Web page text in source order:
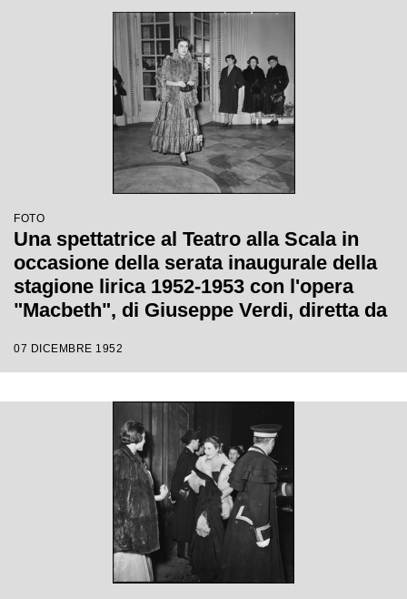
FOTO
Una spettatrice al Teatro alla Scala in
occasione della serata inaugurale della
stagione lirica 1952-1953 con l'opera
"Macbeth", di Giuseppe Verdi, diretta da
Ebert
07 DICEMBRE 1952